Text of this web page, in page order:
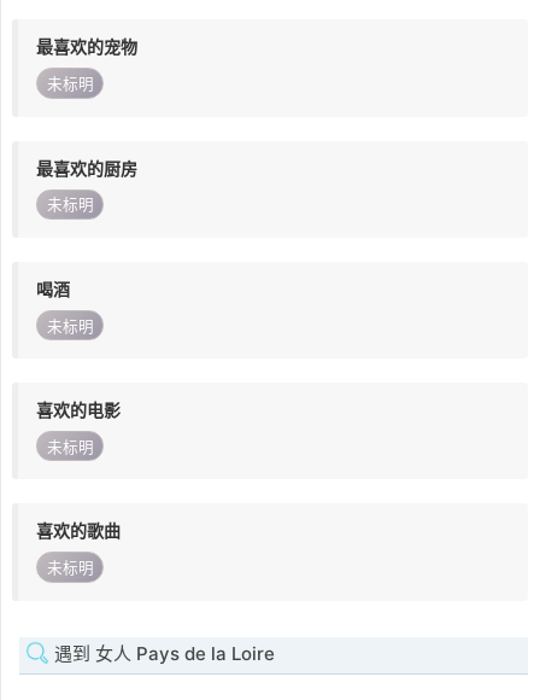
最喜欢的宠物
未标明
最喜欢的厨房
未标明
喝酒
未标明
喜欢的电影
未标明
喜欢的歌曲
未标明
遇到 女人 Pays de la Loire